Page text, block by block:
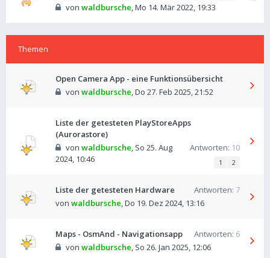
von waldbursche,Mo 14. Mär 2022, 19:33
Themen
Open Camera App - eine Funktionsübersicht
von waldbursche,Do 27. Feb 2025, 21:52
Liste der getesteten PlayStoreApps
(Aurorastore)
Antworten: 10
von waldbursche, So 25. Aug
2024, 10:46
1 2
Liste der getesteten Hardware Antworten: 7
von waldbursche,Do 19. Dez 2024, 13:16
Maps - OsmAnd - Navigationsapp Antworten: 6
von waldbursche, So 26. Jan 2025, 12:06